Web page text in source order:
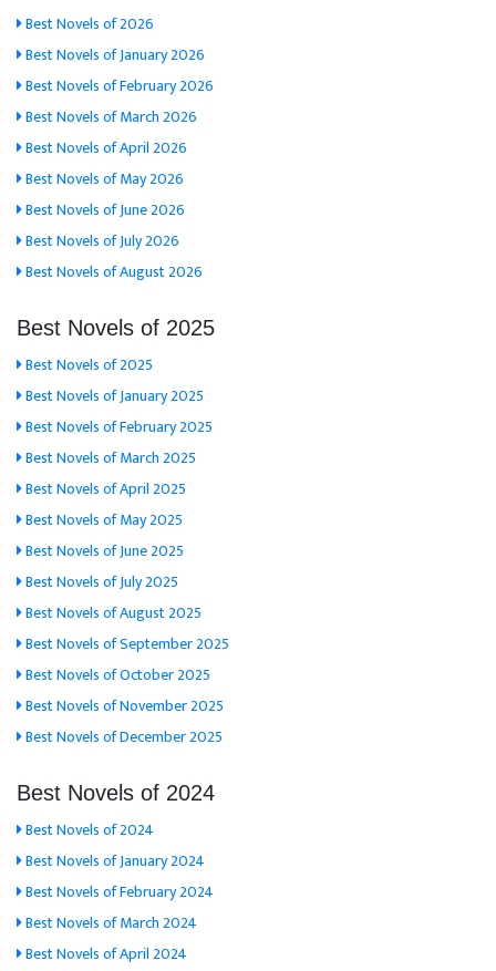
Best Novels of 2026
Best Novels of January 2026
Best Novels of February 2026
Best Novels of March 2026
Best Novels of April 2026
Best Novels of May 2026
Best Novels of June 2026
Best Novels of July 2026
Best Novels of August 2026
Best Novels of 2025
Best Novels of 2025
Best Novels of January 2025
Best Novels of February 2025
Best Novels of March 2025
Best Novels of April 2025
Best Novels of May 2025
Best Novels of June 2025
Best Novels of July 2025
Best Novels of August 2025
Best Novels of September 2025
Best Novels of October 2025
Best Novels of November 2025
Best Novels of December 2025
Best Novels of 2024
Best Novels of 2024
Best Novels of January 2024
Best Novels of February 2024
Best Novels of March 2024
Best Novels of April 2024